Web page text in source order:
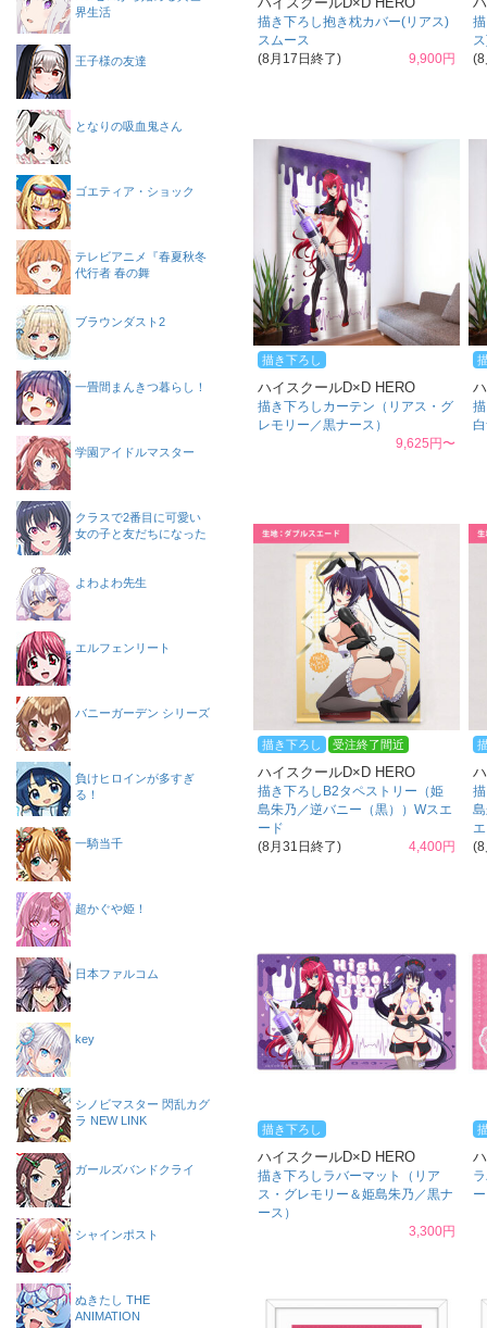
描き下ろし抱き枕カバー(リアス)
スムース
(8月17日終了)
9,900円
(8
描き下ろし
ハイスクールD×D HERO
描き下ろしカーテン（リアス・グ
レモリー／黒ナース）
9,625円〜
描き下ろし 受注終了間近
ハイスクールD×D HERO
描き下ろしB2タペストリー（姫
島朱乃／逆バニー（黒））Wスエ
ード
(8月31日終了)
4,400円
(8
描き下ろし
ハイスクールD×D HERO
描き下ろしラバーマット（リア
ス・グレモリー＆姫島朱乃／黒ナ
ース）
3,300円
界生活
王子様の友達
となりの吸血鬼さん
ゴエティア・ショック
テレビアニメ『春夏秋冬
代行者 春の舞
ブラウンダスト2
一畳間まんきつ暮らし！
学園アイドルマスター
クラスで2番目に可愛い
女の子と友だちになった
よわよわ先生
エルフェンリート
バニーガーデン シリーズ
負けヒロインが多すぎ
る！
一騎当千
超かぐや姫！
日本ファルコム
key
シノビマスター 閃乱カグ
ラ NEW LINK
ガールズバンドクライ
シャインポスト
ぬきたし THE
ANIMATION